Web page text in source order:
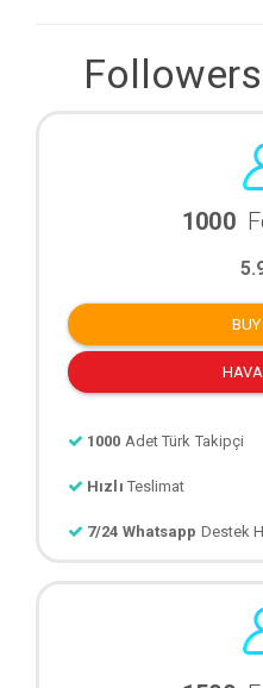
1000
1000 Adet Türk Takipçi
Hızlı Teslimat
7/24 Whatsapp